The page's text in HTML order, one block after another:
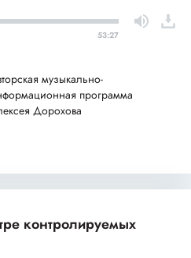
53:27
музыкально-
программа
Дорохова
контролируемых